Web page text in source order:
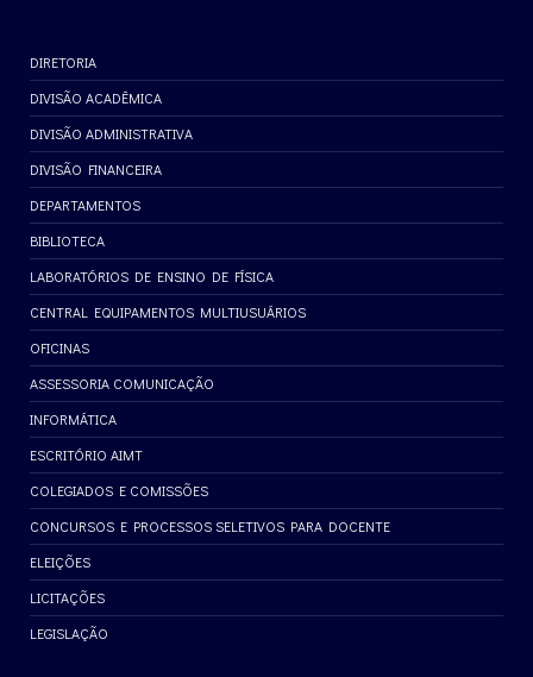
DIRETORIA
DIVISÃO ACADÊMICA
DIVISÃO ADMINISTRATIVA
DIVISÃO FINANCEIRA
DEPARTAMENTOS
BIBLIOTECA
LABORATÓRIOS DE ENSINO DE FÍSICA
CENTRAL EQUIPAMENTOS MULTIUSUÁRIOS
OFICINAS
ASSESSORIA COMUNICAÇÃO
INFORMÁTICA
ESCRITÓRIO AIMT
COLEGIADOS E COMISSÕES
CONCURSOS E PROCESSOS SELETIVOS PARA DOCENTE
ELEIÇÕES
LICITAÇÕES
LEGISLAÇÃO